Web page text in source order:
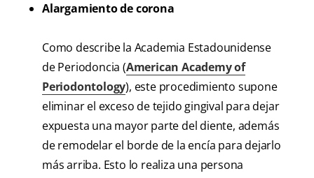
Alargamiento de corona
Como describe la Academia Estadounidense
de Periodoncia (American Academy of
Periodontology), este procedimiento supone
eliminar el exceso de tejido gingival para dejar
expuesta una mayor parte del diente, además
de remodelar el borde de la encía para dejarlo
más arriba. Esto lo realiza una persona